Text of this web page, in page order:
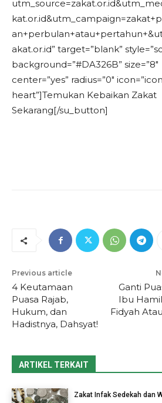
akat.or.id” target=”blank”
background=”#DA326B” size=”8″
center=”yes” radius=”0″
heart”]Temukan Kebaikan Zakat
Sekarang[/su_button]
Previous article
4 Keutamaan
Puasa Rajab,
Hukum, dan
Hadistnya, Dahsyat!
Ganti
Ibu
Fidyah
ARTIKEL TERKAIT
Zakat Infak Sedekah dan